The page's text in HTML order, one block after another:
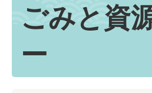
ごみと資
ー